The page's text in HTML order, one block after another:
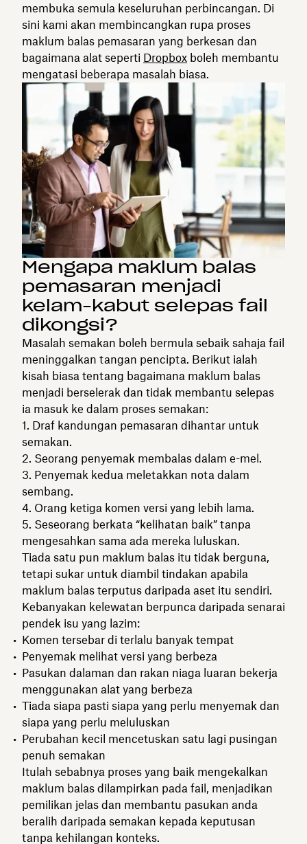
membuka semula keseluruhan perbincangan. Di
sini kami akan membincangkan rupa proses
maklum balas pemasaran yang berkesan dan
bagaimana alat seperti Dropbox boleh membantu
mengatasi beberapa masalah biasa.
Mengapa maklum balas
pemasaran menjadi
kelam-kabut selepas fail
dikongsi?
Masalah semakan boleh bermula sebaik sahaja fail
meninggalkan tangan pencipta. Berikut ialah
kisah biasa tentang bagaimana maklum balas
menjadi berselerak dan tidak membantu selepas
ia masuk ke dalam proses semakan:
Draf kandungan pemasaran dihantar untuk
semakan.
Seorang penyemak membalas dalam e-mel.
Penyemak kedua meletakkan nota dalam
sembang.
Orang ketiga komen versi yang lebih lama.
Seseorang berkata “kelihatan baik” tanpa
mengesahkan sama ada mereka luluskan.
Tiada satu pun maklum balas itu tidak berguna,
tetapi sukar untuk diambil tindakan apabila
maklum balas terputus daripada aset itu sendiri.
Kebanyakan kelewatan berpunca daripada senarai
pendek isu yang lazim:
Komen tersebar di terlalu banyak tempat
Penyemak melihat versi yang berbeza
Pasukan dalaman dan rakan niaga luaran bekerja
menggunakan alat yang berbeza
Tiada siapa pasti siapa yang perlu menyemak dan
siapa yang perlu meluluskan
Perubahan kecil mencetuskan satu lagi pusingan
penuh semakan
Itulah sebabnya proses yang baik mengekalkan
maklum balas dilampirkan pada fail, menjadikan
pemilikan jelas dan membantu pasukan anda
beralih daripada semakan kepada keputusan
tanpa kehilangan konteks.